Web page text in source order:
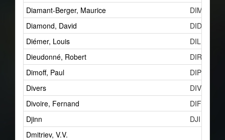
Diamant-Berger, Maurice
DIM
Diamond, David
DID
Diémer, Louis
DIL
Dieudonné, Robert
DIRa
Dimoff, Paul
DIP
Divers
DIV
Divoire, Fernand
DIF
Djinn
DJI
Dmitriev, V.V.